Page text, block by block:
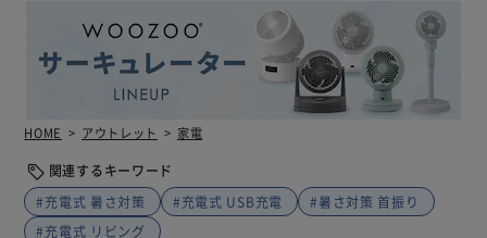
HOME アウトレット 家電
関連するキーワード
#充電式 暑さ対策
#充電式 USB充電
#暑さ対策 首振り
#充電式 リビング